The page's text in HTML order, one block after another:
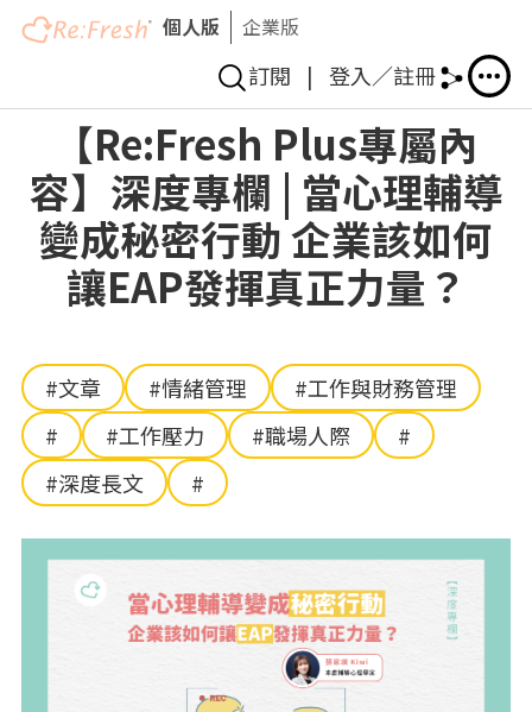
移
個人版 企業版
訂閱 | 登入／註冊
【Re:Fresh Plus專屬內
容】深度專欄 | 當心理輔導
變成秘密行動 企業該如何
讓EAP發揮真正力量？
#文章 #情緒管理
#工作與財務管理
#
#工作壓力 #職場人際
#
#深度長文
#